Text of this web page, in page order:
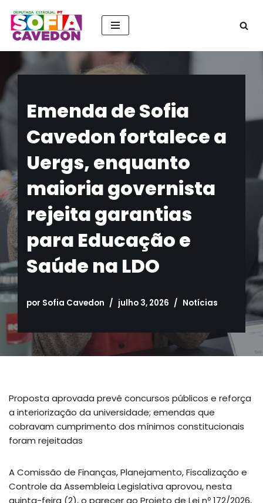
Pular
conteúdo
Emenda de Sofia
Cavedon fortalece a
Uergs, enquanto
maioria governista
rejeita garantias
para Educação e
Saúde na LDO
por Sofia Cavedon julho 3, 2026 Notícias
Proposta aprovada prevê concursos públicos e reforça
a interiorização da universidade; emendas que
cobravam cumprimento dos mínimos constitucionais
foram rejeitadas
A Comissão de Finanças, Planejamento, Fiscalização e
Controle da Assembleia Legislativa aprovou, nesta
quinta-feira (2), o parecer ao Projeto de Lei nº 172/2026,